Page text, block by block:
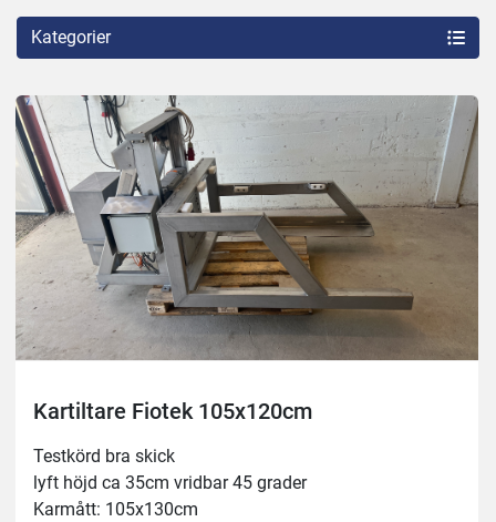
Kategorier
Kartiltare Fiotek 105x120cm
Testkörd bra skick
lyft höjd ca 35cm vridbar 45 grader
Karmått: 105x130cm